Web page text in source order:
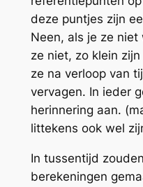
deze puntjes zijn
Neen, als je ze
ze niet, zo klein
ze na verloop van
vervagen. In ieder
herinnering aan.
littekens ook wel
In tussentijd
berekeningen